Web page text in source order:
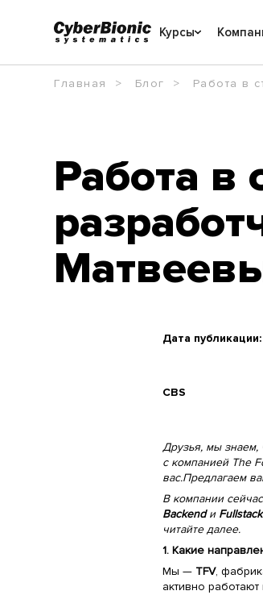
Курсы
Главная Блог Работа в
Работа в
Дата публикации:
CBS
Друзья, мы знаем,
с компанией The
вас.Предлагаем
В компании
Backendи Fullstack
читайте далее.
1. Какие
Мы — TFV,
активно